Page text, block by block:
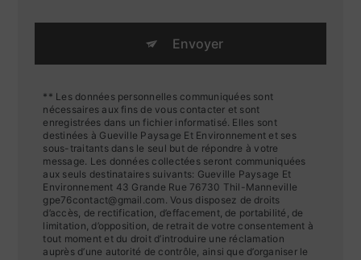
Envoyer
** Les données personnelles communiquées sont
nécessaires aux fins de vous contacter et sont
enregistrées dans un fichier informatisé. Elles sont
destinées à Gueville Paysage Et Environnement et ses
sous-traitants dans le seul but de répondre à votre
message. Les données collectées seront communiquées
aux seuls destinataires suivants: Gueville Paysage Et
Environnement 43 Grande Rue 76730 Thil-Manneville
gpe76contact@gmail.com. Vous disposez de droits
d’accès, de rectification, d’effacement, de portabilité, de
limitation, d’opposition, de retrait de votre consentement à
tout moment et du droit d’introduire une réclamation
auprès d’une autorité de contrôle, ainsi que d’organiser le